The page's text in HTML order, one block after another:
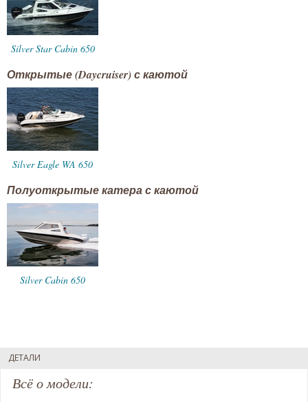
Silver Star Cabin 650
Открытые (Daycruiser) с каютой
Silver Eagle WA 650
Полуоткрытые катера с каютой
Silver Cabin 650
ДЕТАЛИ
Всё о модели: